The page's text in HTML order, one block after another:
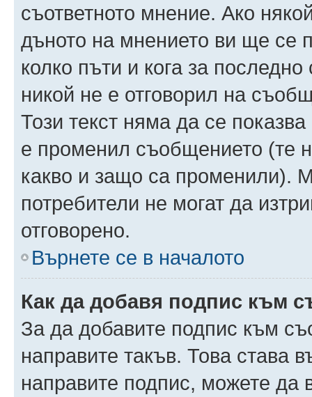
съответното мнение. Ако
дъното на мнението ви ще се
колко пъти и кога за
никой не е отговорил на
Този текст няма да се
е променил съобщението (те
какво и защо са променили).
потребители не могат да
отговорено.
Върнете се в началото
Как да добавя подпис към
За да добавите подпис към
направите такъв. Това
направите подпис, можете да